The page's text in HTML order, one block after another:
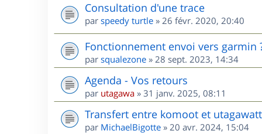
Consultation d'une trace
par speedy turtle » 26 févr. 2020, 20:40
Fonctionnement envoi vers garmin
par squalezone » 28 sept. 2023, 14:34
Agenda - Vos retours
par utagawa » 31 janv. 2025, 08:11
Transfert entre komoot et utagawatt
par MichaelBigotte » 20 avr. 2024, 15:04